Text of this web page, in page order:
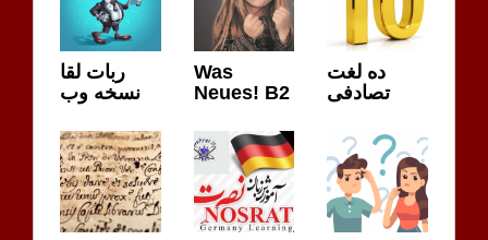
ربات لقا
نسخه وب
Was
Neues! B2
ده لغت
تصادفی